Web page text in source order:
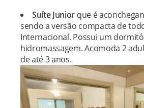
Suíte Junior que é
sendo a versão compacta de
Internacional. Possui um
hidromassagem. Acomoda 2
de até 3 anos.